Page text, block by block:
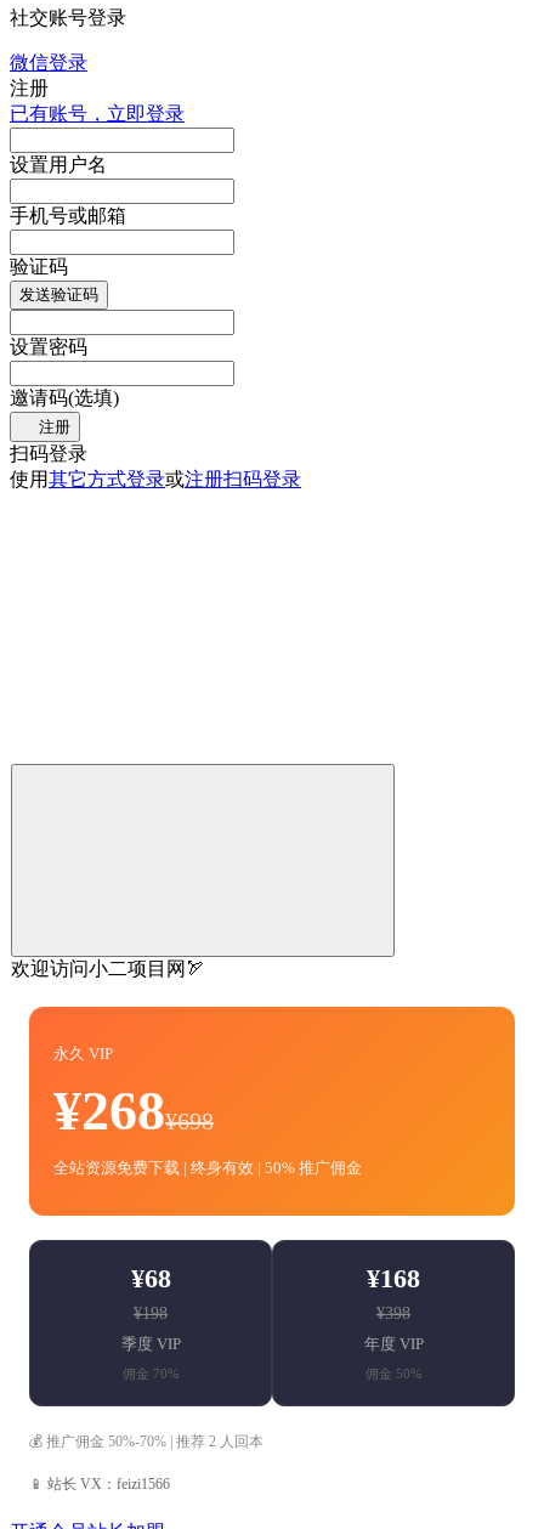
社交账号登录
微信登录
注册
已有账号，立即登录
设置用户名
手机号或邮箱
验证码
发送验证码
设置密码
邀请码(选填)
注册
扫码登录
使用其它方式登录或注册扫码登录
欢迎访问小二项目网🏹
永久 VIP
¥268¥698
全站资源免费下载 | 终身有效 | 50% 推广佣金
¥68
¥198
季度 VIP
佣金 70%
¥168
¥398
年度 VIP
佣金 50%
💰 推广佣金 50%-70% | 推荐 2 人回本
📱 站长 VX：feizi1566